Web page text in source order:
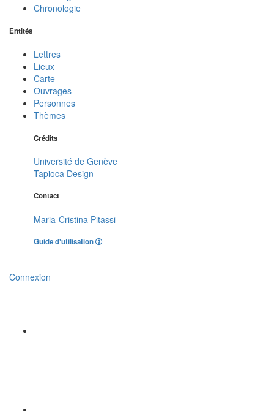
Chronologie
Entités
Lettres
Lieux
Carte
Ouvrages
Personnes
Thèmes
Crédits
Université de Genève
Tapioca Design
Contact
Maria-Cristina Pitassi
Guide d'utilisation
Connexion